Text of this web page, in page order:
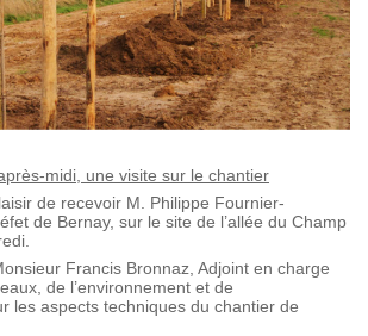
midi , une visite sur le chantier
de recevoir M. Philippe Fournier-
de Bernay, sur le site de l’allée du Champ
Francis Bronnaz, Adjoint en charge
de l’environnement et de
les aspects techniques du chantier de